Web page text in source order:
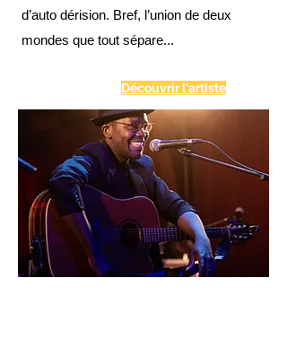
d’auto dérision. Bref, l’union de deux
mondes que tout sépare...
Découvrir l'artiste